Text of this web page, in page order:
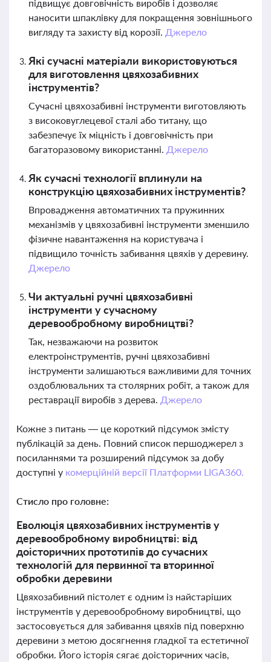
підвищує довговічність виробів і дозволяє
наносити шпаклівку для покращення зовнішнього
вигляду та захисту від корозії. Джерело
Які сучасні матеріали використовуються
для виготовлення цвяхозабивних
інструментів?
Сучасні цвяхозабивні інструменти виготовляють
з високовуглецевої сталі або титану, що
забезпечує їх міцність і довговічність при
багаторазовому використанні. Джерело
Як сучасні технології вплинули на
конструкцію цвяхозабивних інструментів?
Впровадження автоматичних та пружинних
механізмів у цвяхозабивні інструменти зменшило
фізичне навантаження на користувача і
підвищило точність забивання цвяхів у деревину.
Джерело
Чи актуальні ручні цвяхозабивні
інструменти у сучасному
деревообробному виробництві?
Так, незважаючи на розвиток
електроінструментів, ручні цвяхозабивні
інструменти залишаються важливими для точних
оздоблювальних та столярних робіт, а також для
реставрації виробів з дерева. Джерело
Кожне з питань — це короткий підсумок змісту
публікацій за день. Повний список першоджерел з
посиланнями та розширений підсумок за добу
доступні у комерційній версії Платформи LIGA360.
Стисло про головне:
Еволюція цвяхозабивних інструментів у
деревообробному виробництві: від
доісторичних прототипів до сучасних
технологій для первинної та вторинної
обробки деревини
Цвяхозабивний пістолет є одним із найстаріших
інструментів у деревообробному виробництві, що
застосовується для забивання цвяхів під поверхню
деревини з метою досягнення гладкої та естетичної
обробки. Його історія сягає доісторичних часів,